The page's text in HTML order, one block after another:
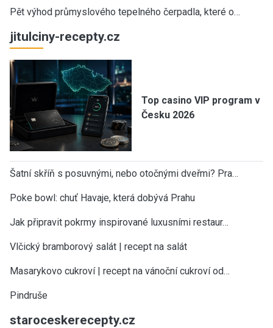
Pět výhod průmyslového tepelného čerpadla, které o…
jitulciny-recepty.cz
Top casino VIP program v
Česku 2026
Šatní skříň s posuvnými, nebo otočnými dveřmi? Pra…
Poke bowl: chuť Havaje, která dobývá Prahu
Jak připravit pokrmy inspirované luxusními restaur…
Vlčický bramborový salát | recept na salát
Masarykovo cukroví | recept na vánoční cukroví od…
Pindruše
staroceskerecepty.cz